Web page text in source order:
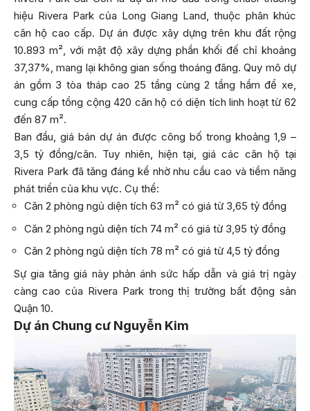
hiệu Rivera Park của Long Giang Land, thuộc phân khúc
căn hộ cao cấp. Dự án được xây dựng trên khu đất rộng
10.893 m², với mật độ xây dựng phần khối đế chỉ khoảng
37,37%, mang lại không gian sống thoáng đãng. Quy mô dự
án gồm 3 tòa tháp cao 25 tầng cùng 2 tầng hầm để xe,
cung cấp tổng cộng 420 căn hộ có diện tích linh hoạt từ 62
đến 87 m².
Ban đầu, giá bán dự án được công bố trong khoảng 1,9 –
3,5 tỷ đồng/căn. Tuy nhiên, hiện tại, giá các căn hộ tại
Rivera Park đã tăng đáng kể nhờ nhu cầu cao và tiềm năng
phát triển của khu vực. Cụ thể:
Căn 2 phòng ngủ diện tích 63 m² có giá từ 3,65 tỷ đồng
Căn 2 phòng ngủ diện tích 74 m² có giá từ 3,95 tỷ đồng
Căn 2 phòng ngủ diện tích 78 m² có giá từ 4,5 tỷ đồng
Sự gia tăng giá này phản ánh sức hấp dẫn và giá trị ngày
càng cao của Rivera Park trong thị trường bất động sản
Quận 10.
Dự án Chung cư Nguyễn Kim